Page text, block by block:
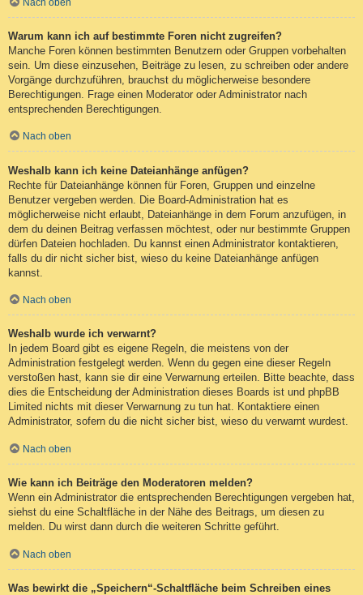
Warum kann ich auf bestimmte Foren nicht zugreifen?
Manche Foren können bestimmten Benutzern oder Gruppen vorbehalten
sein. Um diese einzusehen, Beiträge zu lesen, zu schreiben oder andere
Vorgänge durchzuführen, brauchst du möglicherweise besondere
Berechtigungen. Frage einen Moderator oder Administrator nach
entsprechenden Berechtigungen.
Nach oben
Weshalb kann ich keine Dateianhänge anfügen?
Rechte für Dateianhänge können für Foren, Gruppen und einzelne
Benutzer vergeben werden. Die Board-Administration hat es
möglicherweise nicht erlaubt, Dateianhänge in dem Forum anzufügen, in
dem du deinen Beitrag verfassen möchtest, oder nur bestimmte Gruppen
dürfen Dateien hochladen. Du kannst einen Administrator kontaktieren,
falls du dir nicht sicher bist, wieso du keine Dateianhänge anfügen
kannst.
Nach oben
Weshalb wurde ich verwarnt?
In jedem Board gibt es eigene Regeln, die meistens von der
Administration festgelegt werden. Wenn du gegen eine dieser Regeln
verstoßen hast, kann sie dir eine Verwarnung erteilen. Bitte beachte, dass
dies die Entscheidung der Administration dieses Boards ist und phpBB
Limited nichts mit dieser Verwarnung zu tun hat. Kontaktiere einen
Administrator, sofern du die nicht sicher bist, wieso du verwarnt wurdest.
Nach oben
Wie kann ich Beiträge den Moderatoren melden?
Wenn ein Administrator die entsprechenden Berechtigungen vergeben hat,
siehst du eine Schaltfläche in der Nähe des Beitrags, um diesen zu
melden. Du wirst dann durch die weiteren Schritte geführt.
Nach oben
Was bewirkt die „Speichern“-Schaltfläche beim Schreiben eines